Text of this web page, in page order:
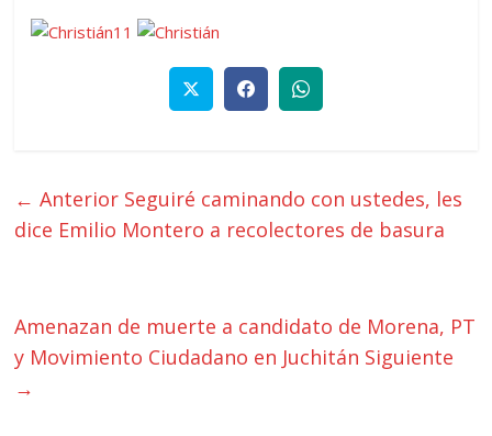
← Anterior Seguiré caminando con ustedes, les
dice Emilio Montero a recolectores de basura
Amenazan de muerte a candidato de Morena, PT
y Movimiento Ciudadano en Juchitán Siguiente
→